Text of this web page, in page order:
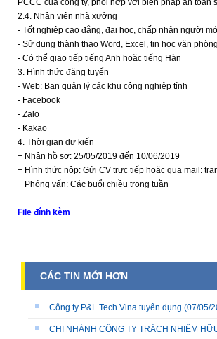
PCCC của công ty, phối hợp với biện pháp an
2.4. Nhân viên nhà xưởng
- Tốt nghiệp cao đẳng, đại học, chấp nhận người
- Sử dụng thành thạo Word, Excel, tin học văn
- Có thể giao tiếp tiếng Anh hoặc tiếng Hàn
3. Hình thức đăng tuyển
- Web: Ban quản lý các khu công nghiệp tỉnh
- Facebook
- Zalo
- Kakao
4. Thời gian dự kiến
+ Nhận hồ sơ: 25/05/2019 đến 10/06/2019
+ Hình thức nộp: Gửi CV trực tiếp hoặc qua mail:
+ Phỏng vấn: Các buổi chiều trong tuần
File đính kèm
CÁC TIN MỚI HƠN
Công ty P&L Tech Vina tuyển dụng (07/05/
CHI NHÁNH CÔNG TY TRÁCH NHIỆM